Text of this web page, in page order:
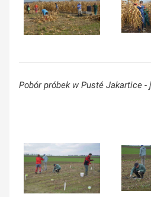
Pobór próbek w Pusté Jakartice -